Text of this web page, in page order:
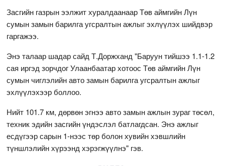
Засгийн газрын ээлжит хуралдаанаар Төв аймгийн Лүн
сумын замын барилга угсралтын ажлыг эхлүүлэх шийдвэр
гаргажээ.
Энэ талаар шадар сайд Т.Доржханд "Баруун тийшээ 1.1-1.2
сая иргэд зорчдог Улаанбаатар хотоос Төв аймгийн Лүн
сумын чиглэлийн авто замын барилга угсралтын ажлыг
эхлүүлэхээр боллоо.
Нийт 101.7 км, дөрвөн эгнээ авто замын ажлын зураг төсөл,
техник эдийн засгийн үндэслэл батлагдсан. Энэ ажлыг
есдүгээр сарын 1-нээс төр болон хувийн хэвшлийн
түншлэлийн хүрээнд хэрэгжүүлнэ" гэв.